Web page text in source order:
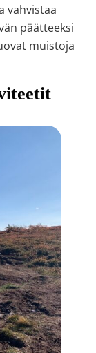
vahvistaa
päätteeksi
muistoja